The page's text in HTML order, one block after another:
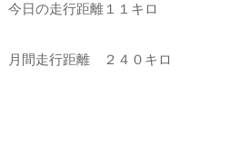
今日の走行距離１１キロ
月間走行距離 ２４０キロ